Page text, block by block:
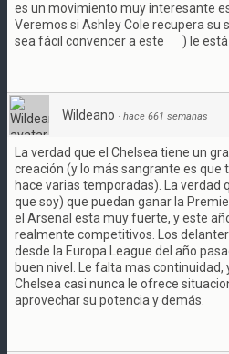
es un movimiento muy interesante
Veremos si Ashley Cole recupera su
sea fácil convencer a este
) le
Wildeano · hace 661 semanas
La verdad que el Chelsea tiene un
creación (y lo más sangrante es que
hace varias temporadas). La verdad
que soy) que puedan ganar la
el Arsenal esta muy fuerte, y este
realmente competitivos. Los
desde la Europa League del año
buen nivel. Le falta mas continuidad,
Chelsea casi nunca le ofrece
aprovechar su potencia y demás.